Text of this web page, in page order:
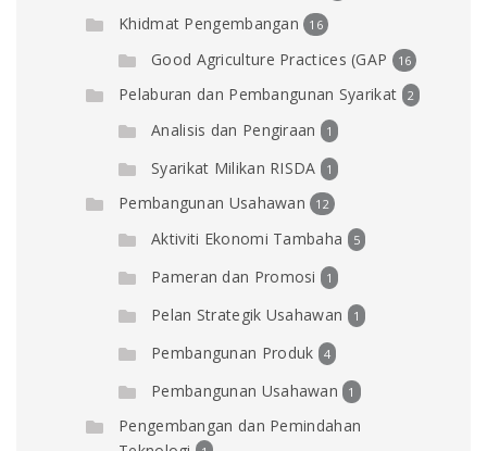
Khidmat Pengembangan 16
Good Agriculture Practices (GAP 16
Pelaburan dan Pembangunan Syarikat 2
Analisis dan Pengiraan 1
Syarikat Milikan RISDA 1
Pembangunan Usahawan 12
Aktiviti Ekonomi Tambaha 5
Pameran dan Promosi 1
Pelan Strategik Usahawan 1
Pembangunan Produk 4
Pembangunan Usahawan 1
Pengembangan dan Pemindahan